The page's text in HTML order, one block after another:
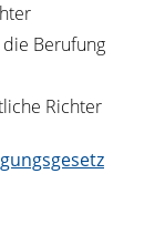
die Berufung
Richter